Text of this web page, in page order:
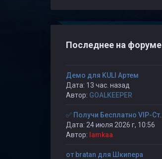
Последнее на форуме
Демо для KULI Артем
Дата: 13 час. назад
Автор: GOALKEEPER
Дата: 24 июля 2026 г, 10:56
Автор: lamkaa
от bratan для Шкипера